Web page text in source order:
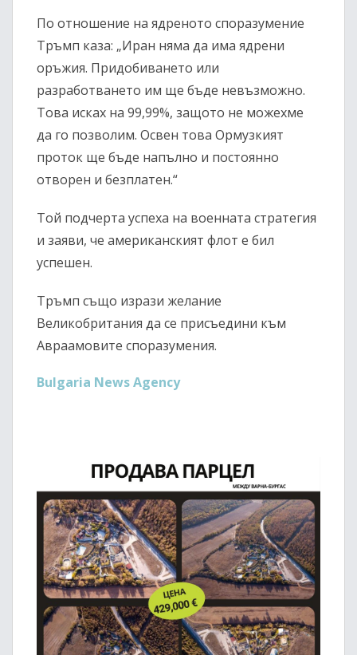
По отношение на ядреното споразумение
Тръмп каза: „Иран няма да има ядрени
оръжия. Придобиването или
разработването им ще бъде невъзможно.
Това исках на 99,99%, защото не можехме
да го позволим. Освен това Ормузкият
проток ще бъде напълно и постоянно
отворен и безплатен.“
Той подчерта успеха на военната стратегия
и заяви, че американският флот е бил
успешен.
Тръмп също изрази желание
Великобритания да се присъедини към
Авраамовите споразумения.
Bulgaria News Agency